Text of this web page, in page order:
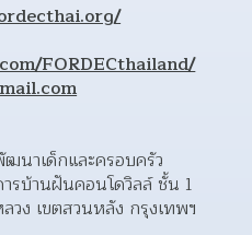
FORDECthailand/
าเด็กและครอบครัว
รบ้านฝันคอนโดวิลล์ ชั้น 1
ง เขตสวนหลัง กรุงเทพฯ